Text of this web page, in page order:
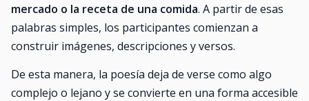
mercado o la receta de una comida. A partir de esas
palabras simples, los participantes comienzan a
construir imágenes, descripciones y versos.
De esta manera, la poesía deja de verse como algo
complejo o lejano y se convierte en una forma accesible